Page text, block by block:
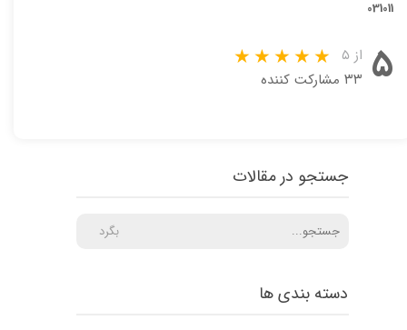
031011
۵ از ۵
۳۳ مشارکت کننده
دسته بندی ها
جستجو در مقالات
بگرد